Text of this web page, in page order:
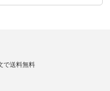
で送料無料